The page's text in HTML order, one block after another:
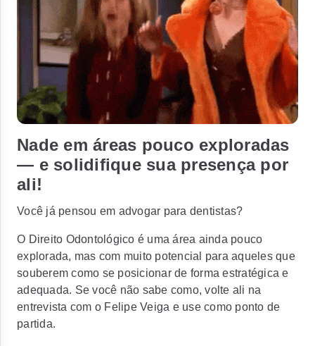
Nade em áreas pouco exploradas
— e solidifique sua presença por
ali!
Você já pensou em advogar para dentistas?
O Direito Odontológico é uma área ainda pouco
explorada, mas com muito potencial para aqueles que
souberem como se posicionar de forma estratégica e
adequada. Se você não sabe como, volte ali na
entrevista com o Felipe Veiga e use como ponto de
partida.